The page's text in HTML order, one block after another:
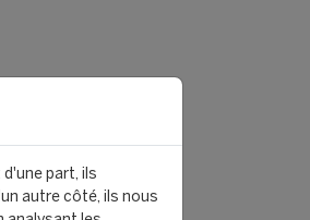
part, ils
autre côté, ils nous